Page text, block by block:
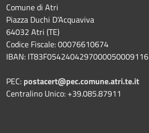
Comune di Atri
Piazza Duchi D'Acquaviva
64032 Atri (TE)
Codice Fiscale: 00076610674
IBAN: IT83F0542404297000050009116
PEC: postacert@pec.comune.atri.te.it
Centralino Unico: +39.085.87911